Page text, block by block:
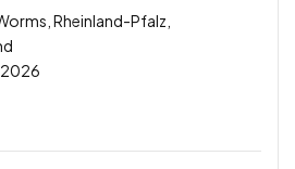
Rheinland-Pfalz,